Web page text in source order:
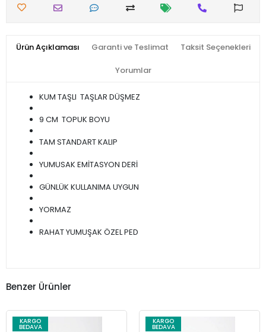
Ürün Açıklaması Garanti ve Teslimat Taksit Seçenekleri
Yorumlar
KUM TAŞLI TAŞLAR DÜŞMEZ
9 CM TOPUK BOYU
TAM STANDART KALIP
YUMUSAK EMİTASYON DERİ
GÜNLÜK KULLANIMA UYGUN
YORMAZ
RAHAT YUMUŞAK ÖZEL PED
Benzer Ürünler
KARGO
BEDAVA
KARGO
BEDAVA